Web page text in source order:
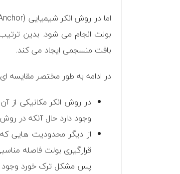
بولت انجام می شود. بدین
بافت منسجمی ایجاد می کند.
در ادامه به طور مختصر مقایسه
در روش انکر مکانیکی از
وجود دارد حال آنکه در
از دیگر محدودیت هایی
قرارگیری بولت فاصله
پس مشکل ترک خورد وجود